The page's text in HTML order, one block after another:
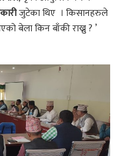
जुटेका थिए । किसानहरुले
बेला किन बाँकी राख्नु ? ’